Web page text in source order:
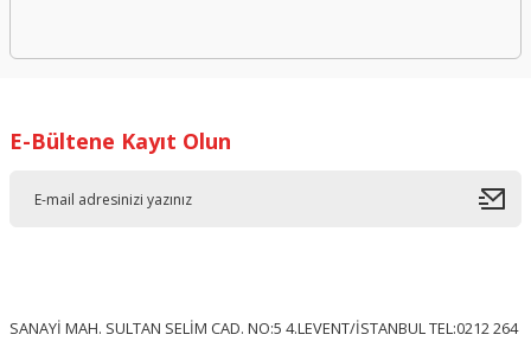
E-Bültene Kayıt Olun
SANAYİ MAH. SULTAN SELİM CAD. NO:5 4.LEVENT/İSTANBUL TEL:0212 264